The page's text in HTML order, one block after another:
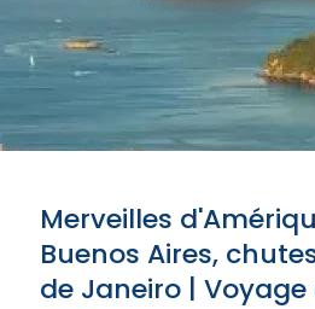
Merveilles
Buenos Aires,
de Janeiro |